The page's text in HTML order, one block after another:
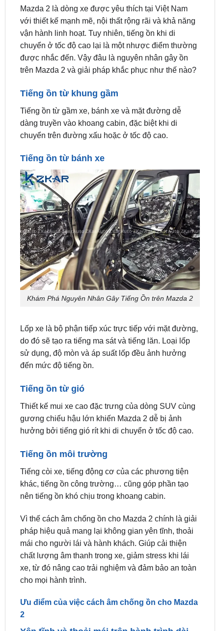
vận hành linh hoạt. Tuy nhiên, tiếng ồn khi di
chuyển ở tốc độ cao lại là một nhược điểm thường
được nhắc đến. Vậy đâu là nguyên nhân gây ồn
trên Mazda 2 và giải pháp khắc phục như thế nào?
Tiếng ồn từ khung gầm
dàng truyền vào khoang cabin, đặc biệt khi di
chuyển trên đường xấu hoặc ở tốc độ cao.
Tiếng ồn từ bánh xe
Khám Phá Nguyên Nhân Gây Tiếng Ồn trên Mazda 2
Lốp xe là bộ phận tiếp xúc trực tiếp với mặt đường,
sử dụng, độ mòn và áp suất lốp đều ảnh hưởng
đến mức độ tiếng ồn.
Tiếng ồn từ gió
gương chiếu hậu lớn khiến Mazda 2 dễ bị ảnh
hưởng bởi tiếng gió rít khi di chuyển ở tốc độ cao.
Tiếng ồn môi trường
khác, tiếng ồn công trường… cũng góp phần tạo
nên tiếng ồn khó chịu trong khoang cabin.
Vì thế cách âm chống ồn cho Mazda 2 chính là giải
mái cho người lái và hành khách. Giúp cải thiện
chất lượng âm thanh trong xe, giảm stress khi lái
xe, từ đó nâng cao trải nghiệm và đảm bảo an toàn
cho mọi hành trình.
Ưu điểm của việc cách âm chống ồn cho Mazda
Yên tĩnh và thoải mái trên hành trình dài